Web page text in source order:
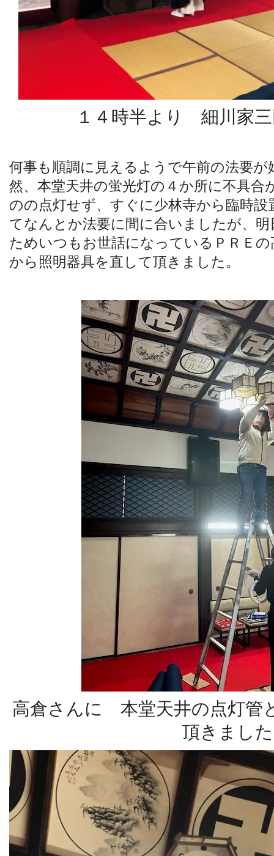
１４時半より 細川家
何事も順調に見えるようで午前の法要が
然、本堂天井の蛍光灯の４か所に不具合
のの点灯せず、すぐに少林寺から臨時
てなんとか法要に間に合いましたが、
ためいつもお世話になっているＰＲＥ
から照明器具を直して頂きました。
高倉さんに 本堂天井の点灯管
頂きました